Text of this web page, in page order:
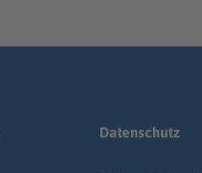
Datenschutz